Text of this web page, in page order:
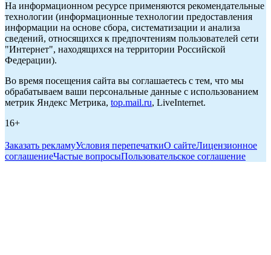
На информационном ресурсе применяются рекомендательные
технологии (информационные технологии предоставления
информации на основе сбора, систематизации и анализа
сведений, относящихся к предпочтениям пользователей сети
"Интернет", находящихся на территории Российской
Федерации).
Во время посещения сайта вы соглашаетесь с тем, что мы
обрабатываем ваши персональные данные с использованием
метрик Яндекс Метрика, top.mail.ru, LiveInternet.
16+
Заказать рекламуУсловия перепечаткиО сайтеЛицензионное
соглашениеЧастые вопросыПользовательское соглашение